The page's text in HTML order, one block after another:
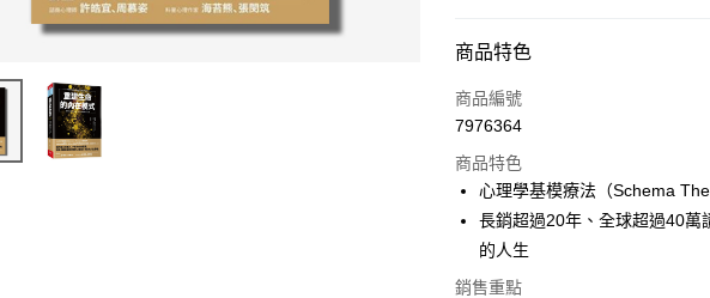
付款方式
信用卡一次付款
Apple Pay
街口支付
商品特色
商品編號
7976364
商品特色
心理學基模療法（Schema
長銷超過20年、全球超過40萬
的人生
銷售重點